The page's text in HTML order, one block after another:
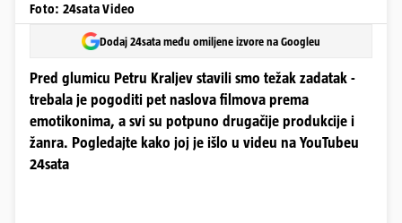
Foto: 24sata Video
Dodaj 24sata među omiljene izvore na Googleu
Pred glumicu Petru Kraljev stavili smo težak zadatak -
trebala je pogoditi pet naslova filmova prema
emotikonima, a svi su potpuno drugačije produkcije i
žanra. Pogledajte kako joj je išlo u videu na YouTubeu
24sata